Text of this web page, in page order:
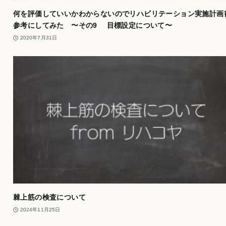
何を評価していいかわからないのでリハビリテーション実施計画
参考にしてみた 〜その9 目標設定について〜
2020年7月31日
棘上筋の検査について
2024年11月25日